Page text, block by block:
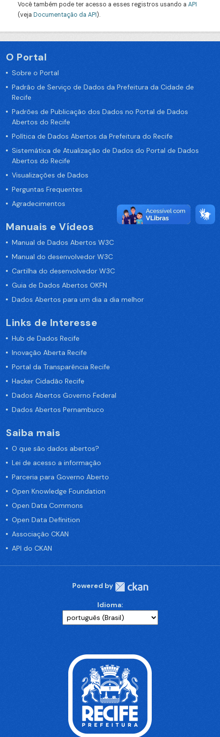
Você também pode ter acesso a esses registros usando a API
(veja Documentação da API).
O Portal
Sobre o Portal
Padrão de Serviço de Dados da Prefeitura da Cidade de
Recife
Padrões de Publicação dos Dados no Portal de Dados
Abertos do Recife
Política de Dados Abertos da Prefeitura do Recife
Sistemática de Atualização de Dados do Portal de Dados
Abertos do Recife
Visualizações de Dados
Perguntas Frequentes
Agradecimentos
Manuais e Vídeos
Manual de Dados Abertos W3C
Manual do desenvolvedor W3C
Cartilha do desenvolvedor W3C
Guia de Dados Abertos OKFN
Dados Abertos para um dia a dia melhor
Links de Interesse
Hub de Dados Recife
Inovação Aberta Recife
Portal da Transparência Recife
Hacker Cidadão Recife
Dados Abertos Governo Federal
Dados Abertos Pernambuco
Saiba mais
O que são dados abertos?
Lei de acesso a informação
Parceria para Governo Aberto
Open Knowledge Foundation
Open Data Commons
Open Data Definition
Associação CKAN
API do CKAN
Powered by
Idioma